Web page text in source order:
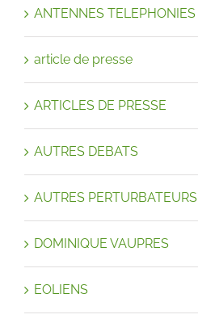
ANTENNES TELEPHONIES
article de presse
ARTICLES DE PRESSE
AUTRES DEBATS
AUTRES PERTURBATEURS
DOMINIQUE VAUPRES
EOLIENS